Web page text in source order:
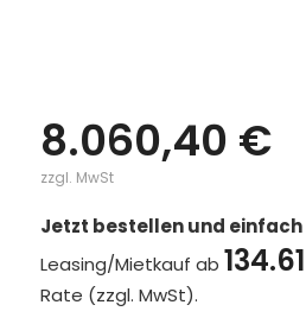
8.060,40 €
zzgl. MwSt
Jetzt bestellen und einfach
Leasing/Mietkauf ab
Rate (zzgl. MwSt).